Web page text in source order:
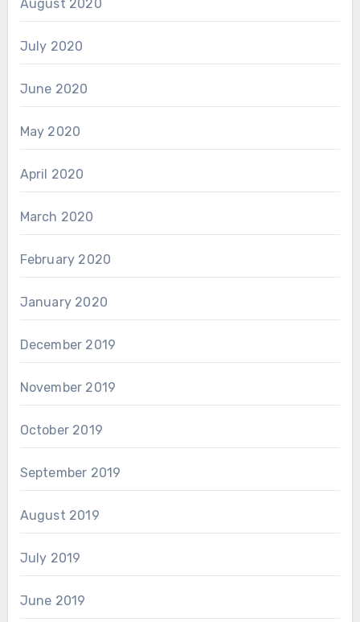
August 2020
July 2020
June 2020
May 2020
April 2020
March 2020
February 2020
January 2020
December 2019
November 2019
October 2019
September 2019
August 2019
July 2019
June 2019